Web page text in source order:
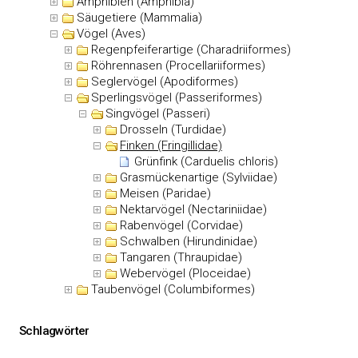
Säugetiere (Mammalia)
Vögel (Aves)
Regenpfeiferartige (Charadriiformes)
Röhrennasen (Procellariiformes)
Seglervögel (Apodiformes)
Sperlingsvögel (Passeriformes)
Singvögel (Passeri)
Drosseln (Turdidae)
Finken (Fringillidae)
Grünfink (Carduelis chloris)
Grasmückenartige (Sylviidae)
Meisen (Paridae)
Nektarvögel (Nectariniidae)
Rabenvögel (Corvidae)
Schwalben (Hirundinidae)
Tangaren (Thraupidae)
Webervögel (Ploceidae)
Taubenvögel (Columbiformes)
Schlagwörter